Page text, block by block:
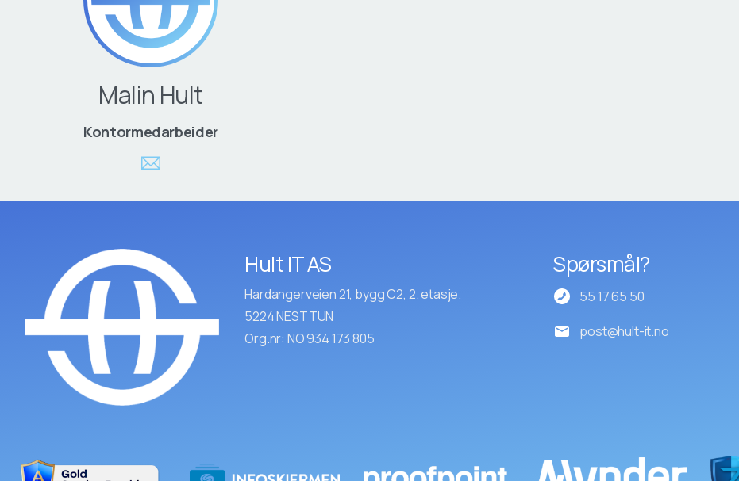
Malin Hult
Kontormedarbeider
Hult IT AS
Hardangerveien 21, bygg C2, 2. etasje.
5224 NESTTUN
Org.nr: NO 934 173 805
Spørsmål?
55 17 65 50
post@hult-it.no